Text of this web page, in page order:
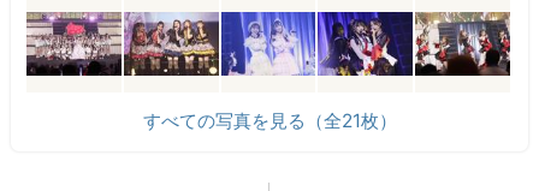
すべての写真を見る（全21枚）